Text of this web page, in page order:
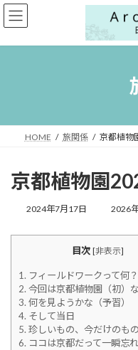
コ
ン
ン
ナ
ビ
ー
HOME 旅関係 京都植物
京都植物園
2024年7月17日
最
日
時
2026
目次 [非表示]
1. フィールドワークって何？
2. 今回は京都植物園（初）
3. 何を見ようかな（予習）
4. そして当日
5. 珍しいもの、今だけのもの
6. ココは京都だって一瞬忘